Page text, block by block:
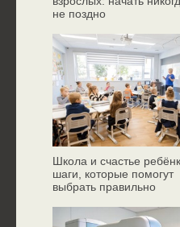
не поздно
Школа и счастье
шаги, которые помогут
выбрать правильно